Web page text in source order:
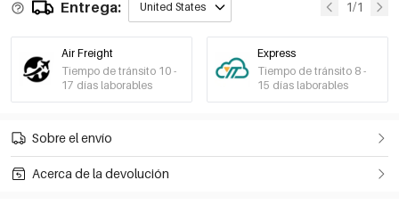
Entrega: United States 1/1
Air Freight
Tiempo de tránsito 10 -
17 días laborables
Express
Tiempo de tránsito 8 -
15 días laborables
Sobre el envío
Acerca de la devolución